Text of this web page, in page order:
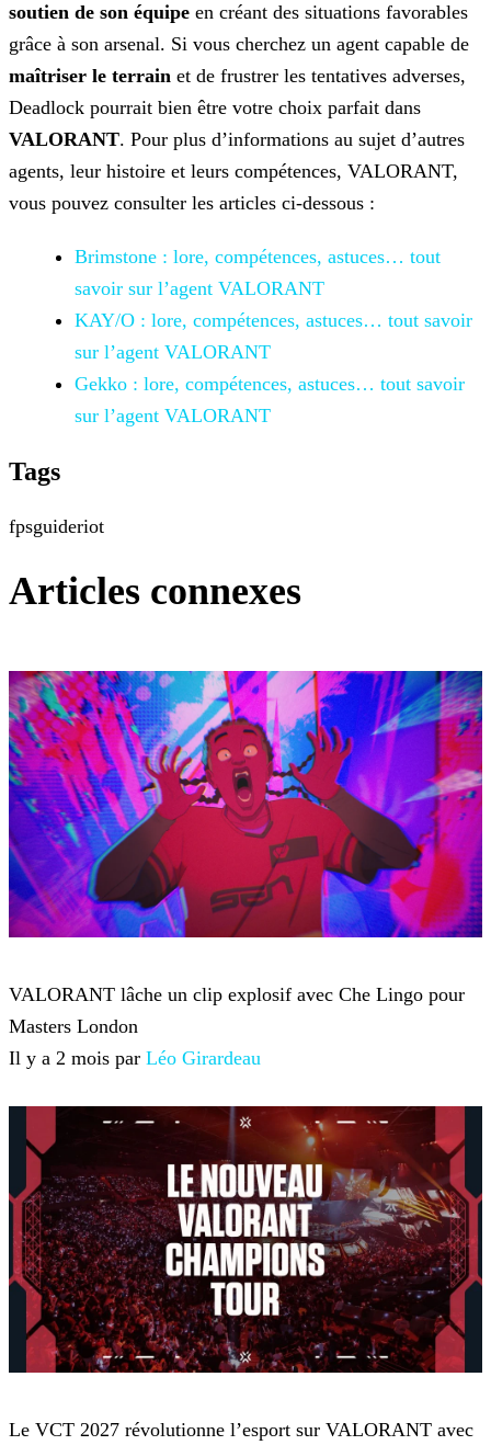
soutien de son équipe en créant des situations favorables
grâce à son arsenal. Si vous cherchez un agent capable de
maîtriser le terrain et de frustrer les tentatives adverses,
Deadlock pourrait bien être votre choix parfait dans
VALORANT. Pour plus d’informations au sujet d’autres
agents, leur histoire et leurs compétences, VALORANT,
vous pouvez consulter les articles ci-dessous :
Brimstone : lore, compétences, astuces… tout
savoir sur l’agent VALORANT
KAY/O : lore, compétences, astuces… tout savoir
sur l’agent VALORANT
Gekko : lore, compétences, astuces… tout savoir
sur l’agent VALORANT
Tags
fpsguideriot
Articles connexes
VALORANT lâche un clip explosif avec Che Lingo pour
Masters London
Il y a 2 mois par Léo Girardeau
Le VCT 2027 révolutionne l’esport sur VALORANT avec